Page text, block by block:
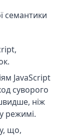
семантики
JavaScript
суворого
ніж
режимі.
що,